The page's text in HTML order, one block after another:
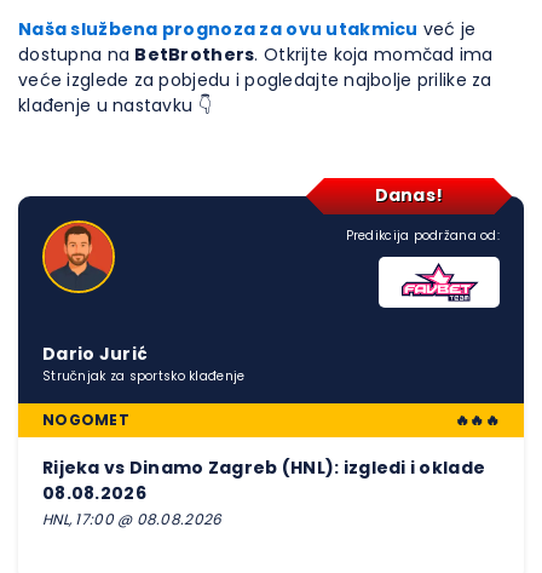
Naša službena prognoza za ovu utakmicu već je
dostupna na BetBrothers. Otkrijte koja momčad ima
veće izglede za pobjedu i pogledajte najbolje prilike za
klađenje u nastavku 👇
Danas!
Predikcija podržana od:
Dario Jurić
Stručnjak za sportsko klađenje
NOGOMET 🔥🔥🔥
Rijeka vs Dinamo Zagreb (HNL): izgledi i oklade
08.08.2026
HNL, 17:00 @ 08.08.2026